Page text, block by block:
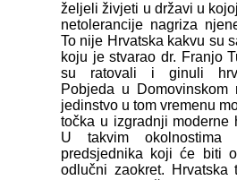
željeli živjeti u državi u
netolerancije nagriza
To nije Hrvatska kakvu su
koju je stvarao dr. Franjo
su ratovali i ginuli
Pobjeda u Domovinskom
jedinstvo u tom vremenu
točka u izgradnji moderne
U takvim okolnostima
predsjednika koji će biti
odlučni zaokret. Hrvatska